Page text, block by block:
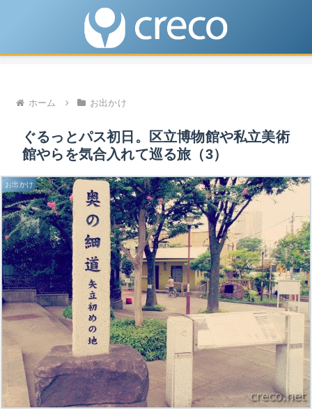
ホーム お出かけ
ぐるっとパス初日。区立博物館や私立美術
館やらを気合入れて巡る旅（3）
お出かけ